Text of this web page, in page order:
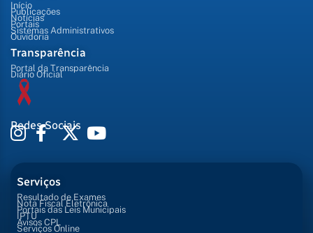
Início
Publicações
Notícias
Portais
Sistemas Administrativos
Ouvidoria
Transparência
Portal da Transparência
Diário Oficial
Redes Sociais
Serviços
Resultado de Exames
Nota Fiscal Eletrônica
Portais das Leis Municipais
IPTU
Avisos CPL
Serviços Online